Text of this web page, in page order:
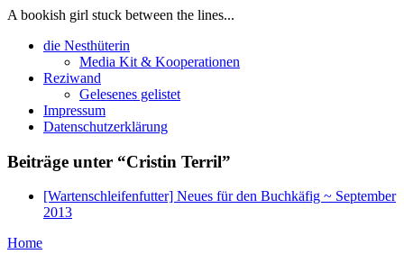
A bookish girl stuck between the lines...
die Nesthüterin
Media Kit & Kooperationen
Reziwand
Gelesenes gelistet
Impressum
Datenschutzerklärung
Beiträge unter “Cristin Terril”
[Wartenschleifenfutter] Neues für den Buchkäfig ~ September
2013
Home